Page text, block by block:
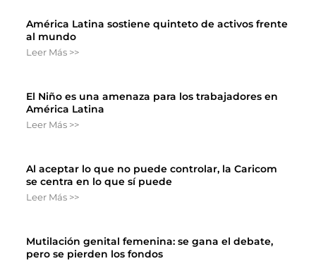
América Latina sostiene quinteto de activos frente
al mundo
Leer Más >>
El Niño es una amenaza para los trabajadores en
América Latina
Leer Más >>
Al aceptar lo que no puede controlar, la Caricom
se centra en lo que sí puede
Leer Más >>
Mutilación genital femenina: se gana el debate,
pero se pierden los fondos